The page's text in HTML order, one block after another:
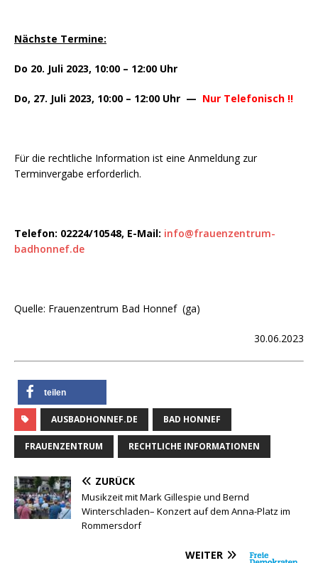
Nächste Termine:
Do 20. Juli 2023, 10:00 – 12:00 Uhr
Do, 27. Juli 2023, 10:00 – 12:00 Uhr — Nur Telefonisch !!
Für die rechtliche Information ist eine Anmeldung zur
Terminvergabe erforderlich.
Telefon: 02224/10548, E-Mail: info@frauenzentrum-
badhonnef.de
Quelle: Frauenzentrum Bad Honnef (ga)
30.06.2023
teilen
AUSBADHONNEF.DE BAD HONNEF
FRAUENZENTRUM RECHTLICHE INFORMATIONEN
ZURÜCK
Musikzeit mit Mark Gillespie und Bernd
Winterschladen– Konzert auf dem Anna-Platz im
Rommersdorf
WEITER